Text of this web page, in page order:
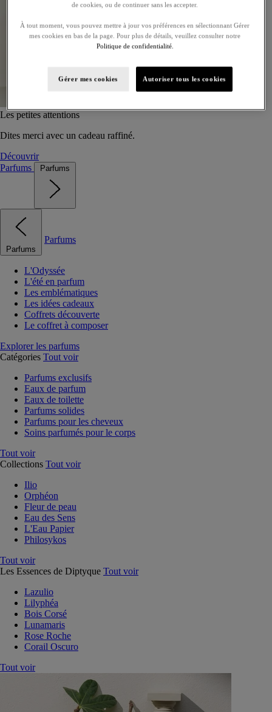
Les petites attentions
Dites merci avec un cadeau raffiné.
Découvrir
Parfums
Parfums
Parfums
Parfums
L'Odyssée
L'été en parfum
Les emblématiques
Les idées cadeaux
Coffrets découverte
Le coffret à composer
Explorer les parfums
Catégories Tout voir
Parfums exclusifs
Eaux de parfum
Eaux de toilette
Parfums solides
Parfums pour les cheveux
Soins parfumés pour le corps
Tout voir
Collections Tout voir
Ilio
Orphéon
Fleur de peau
Eau des Sens
L'Eau Papier
Philosykos
Tout voir
Les Essences de Diptyque Tout voir
Lazulio
Lilyphéa
Bois Corsé
Lunamaris
Rose Roche
Corail Oscuro
Tout voir
de cookies, ou de continuer sans les accepter.
À tout moment, vous pouvez mettre à jour vos préférences en sélectionnant Gérer
mes cookies en bas de la page. Pour plus de détails, veuillez consulter notre
Politique de confidentialité.
Gérer mes cookies Autoriser tous les cookies